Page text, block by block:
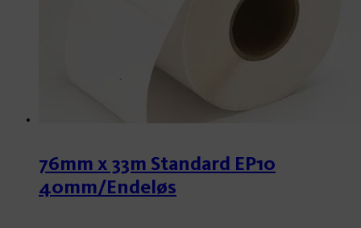
76mm x 33m Standard EP10
40mm/Endeløs